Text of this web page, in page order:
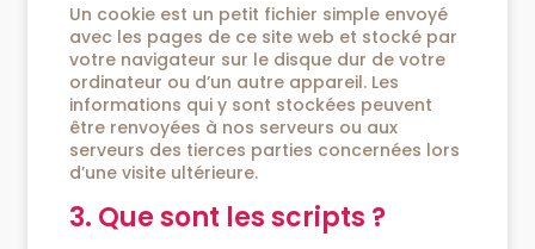
Un cookie est un petit fichier simple envoyé
avec les pages de ce site web et stocké par
votre navigateur sur le disque dur de votre
ordinateur ou d’un autre appareil. Les
informations qui y sont stockées peuvent
être renvoyées à nos serveurs ou aux
serveurs des tierces parties concernées lors
d’une visite ultérieure.
3. Que sont les scripts ?